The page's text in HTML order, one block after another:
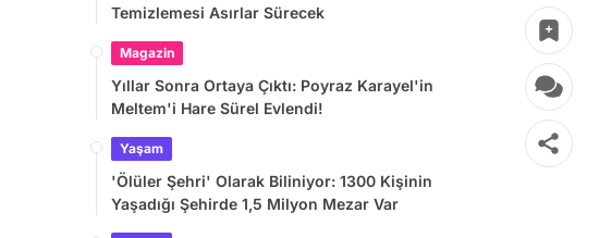
Temizlemesi Asırlar Sürecek
Magazin
Yıllar Sonra Ortaya Çıktı: Poyraz Karayel'in
Meltem'i Hare Sürel Evlendi!
Yaşam
'Ölüler Şehri' Olarak Biliniyor: 1300 Kişinin
Yaşadığı Şehirde 1,5 Milyon Mezar Var